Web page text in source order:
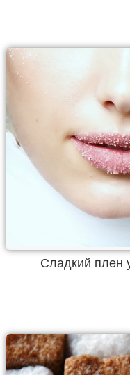
Сладкий плен